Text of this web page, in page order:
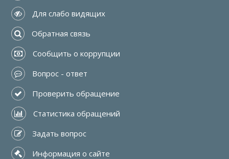
Для слабо видящих
Обратная связь
Сообщить о коррупции
Вопрос - ответ
Проверить обращение
Статистика обращений
Задать вопрос
Информация о сайте